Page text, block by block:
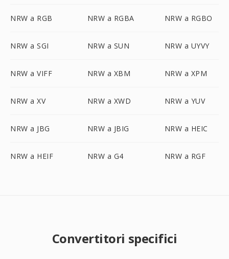
NRW a RGB NRW a RGBA NRW a RGBO
NRW a SGI NRW a SUN NRW a UYVY
NRW a VIFF NRW a XBM NRW a XPM
NRW a XV NRW a XWD NRW a YUV
NRW a JBG NRW a JBIG NRW a HEIC
NRW a HEIF NRW a G4 NRW a RGF
Convertitori specifici